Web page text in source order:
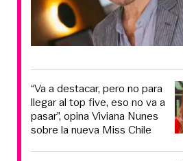
“Va a destacar, pero no para
llegar al top five, eso no va a
pasar”, opina Viviana Nunes
sobre la nueva Miss Chile